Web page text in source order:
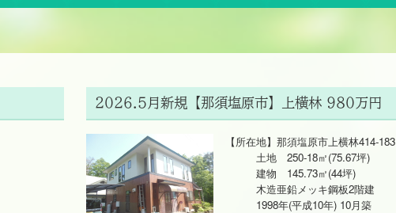
2026.5月新規【那須塩原市】上横林 980万円
【所在地】那須塩原市上横林414-183
土地 250-18㎡(75.67坪)
建物 145.73㎡(44坪)
木造亜鉛メッキ鋼板2階建
1998年(平成10年) 10月築